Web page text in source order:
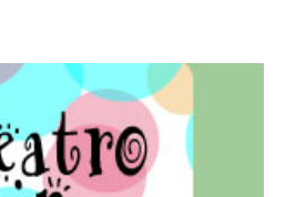
Continua